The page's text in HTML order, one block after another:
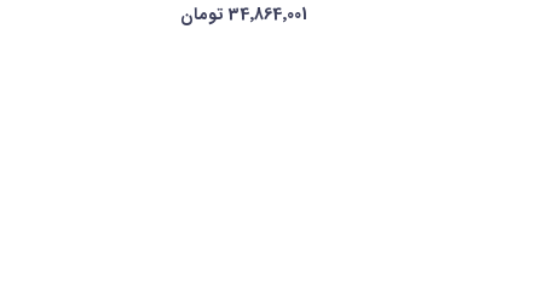
34٬864٬001 تومان